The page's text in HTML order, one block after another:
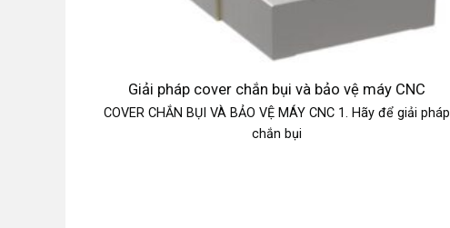
Giải pháp cover chắn bụi và bảo vệ máy CNC
COVER CHẮN BỤI VÀ BẢO VỆ MÁY CNC 1. Hãy để giải pháp
chắn bụi